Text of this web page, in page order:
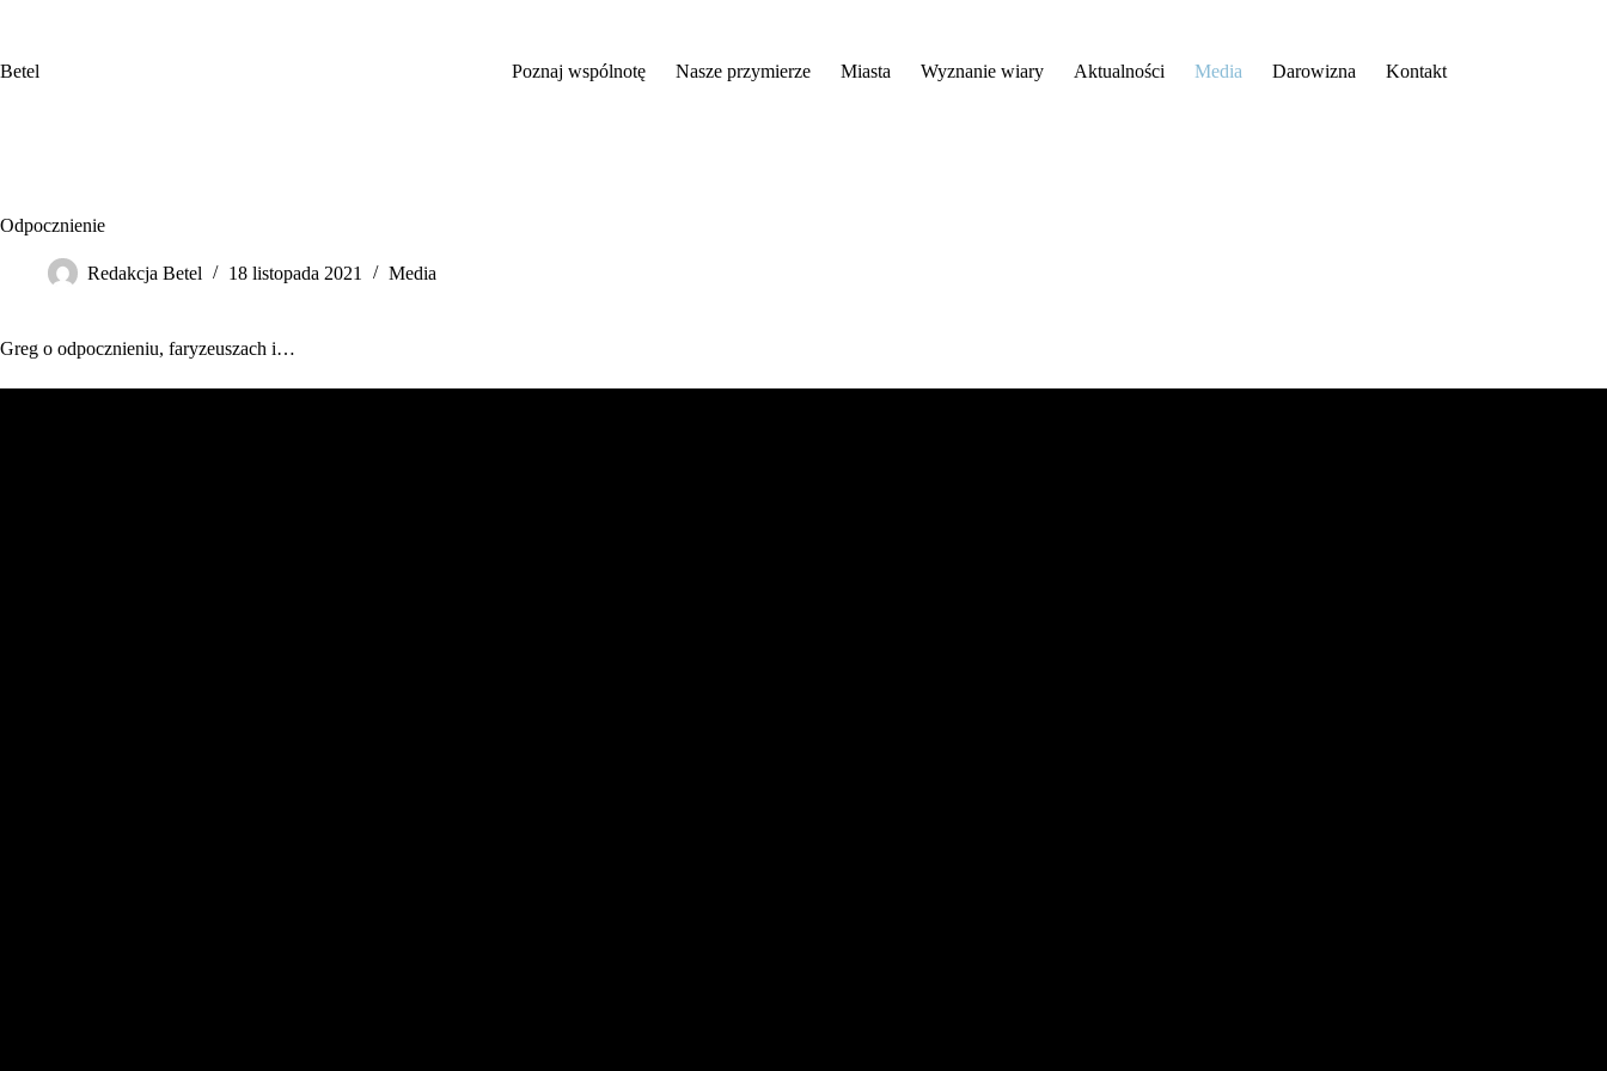
Betel
Poznaj wspólnotę Nasze przymierze Miasta Wyznanie wiary Aktualności Media Darowizna Kontakt
Odpocznienie
Redakcja Betel 18 listopada 2021 Media
Greg o odpocznieniu, faryzeuszach i…